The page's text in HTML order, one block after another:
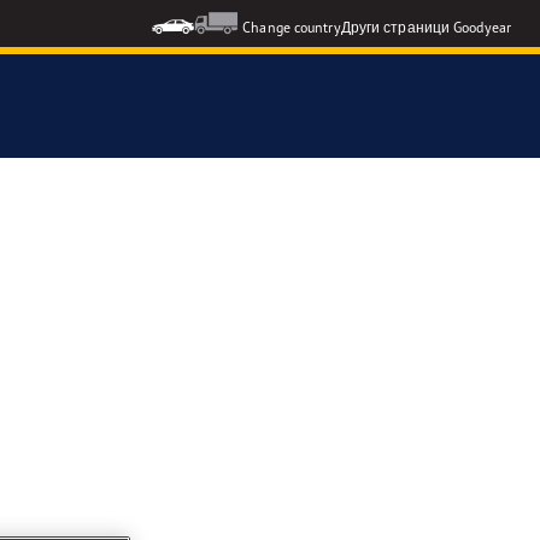
Change countryДруги страници Goodyear